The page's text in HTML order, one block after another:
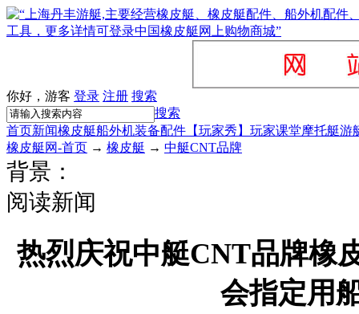
你好，游客 登录 注册 搜索
搜索
首页新闻橡皮艇船外机装备配件 【玩家秀】 玩家课堂摩托艇游
橡皮艇网-首页 → 橡皮艇 → 中艇CNT品牌
背景：
阅读新闻
热烈庆祝中艇CNT品牌橡
会指定用